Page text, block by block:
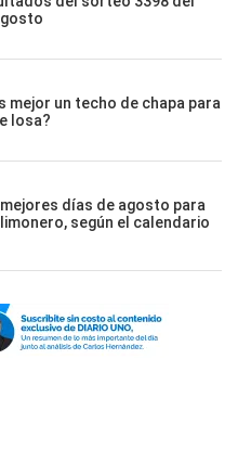
mejor un techo de chapa para
losa?
días de agosto para
según el calendario